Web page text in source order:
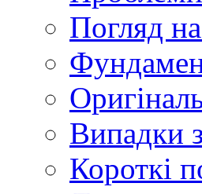
Погляд
Випадки
Короткі